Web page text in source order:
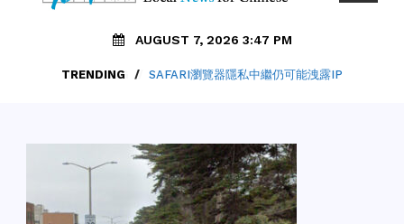
AUGUST 7, 2026 3:47 PM
TRENDING / SAFARI瀏覽器隱私中繼仍可能洩露IP